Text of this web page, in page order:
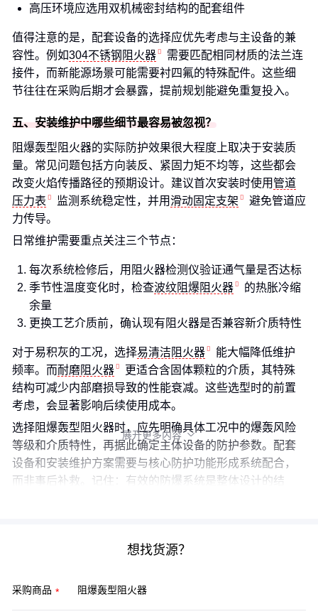
高压环境应选用双机械密封结构的配套组件
值得注意的是，配套设备的选择应优先考虑与主设备的兼
容性。例如304不锈钢阻火器
需要匹配相同材质的法兰连
接件，而新能源场景可能需要衬四氟的特殊配件。这些细
节往往在采购后期才会暴露，提前规划能避免重复投入。
五、安装维护中哪些细节最容易被忽视？
阻爆轰型阻火器的实际防护效果很大程度上取决于安装质
量。常见问题包括方向装反、紧固力矩不均等，这些都会
改变火焰传播路径的预期设计。建议首次安装时使用 管道
压力表
监测系统稳定性，并用滑动固定支架
避免管道应
力传导。
日常维护需要重点关注三个节点：
每次系统检修后，用阻火器检测仪验证通气量是否达标
季节性温度变化时，检查波纹阻爆阻火器
的热胀冷缩
余量
更换工艺介质前，确认现有阻火器是否兼容新介质特性
对于易积灰的工况，选择易清洁阻火器
能大幅降低维护
频率。而耐磨阻火器
更适合含固体颗粒的介质，其特殊
结构可减少内部磨损导致的性能衰减。这些选型时的前置
考虑，会显著影响后续使用成本。
选择阻爆轰型阻火器时，应先明确具体工况中的爆轰风险
等级和介质特性，再据此确定主体设备的防护参数。配套
设备和安装维护方案需要与核心防护功能形成系统配合，
而非事后补救。记住：有效的防爆系统是整体设计的结
展开更多内容 
想找货源？
采购商品